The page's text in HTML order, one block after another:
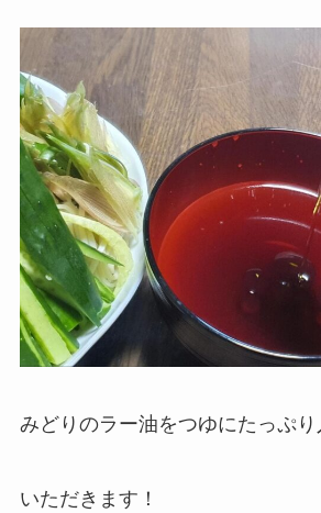
みどりのラー油をつゆにたっぷ
いただきます！